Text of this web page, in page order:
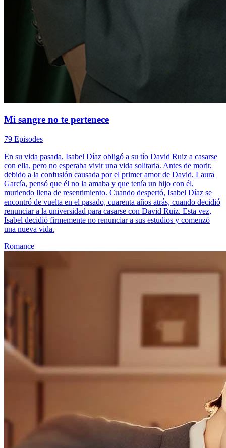
Mi sangre no te pertenece
79 Episodes
En su vida pasada, Isabel Díaz obligó a su tío David Ruiz a casarse
con ella, pero no esperaba vivir una vida solitaria. Antes de morir,
debido a la confusión causada por el primer amor de David, Laura
García, pensó que él no la amaba y que tenía un hijo con él,
muriendo llena de resentimiento. Cuando despertó, Isabel Díaz se
encontró de vuelta en el pasado, cuarenta años atrás, cuando decidió
renunciar a la universidad para casarse con David Ruiz. Esta vez,
Isabel decidió firmemente no renunciar a sus estudios y comenzó
una nueva vida.
Romance